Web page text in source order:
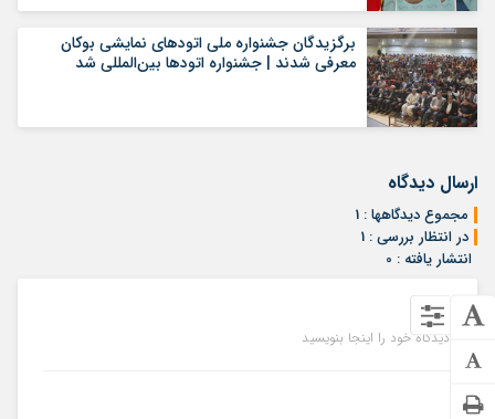
برگزیدگان جشنواره ملی اتودهای نمایشی بوکان
معرفی شدند | جشنواره اتودها بین‌المللی شد
ارسال دیدگاه
مجموع دیدگاهها : 1
در انتظار بررسی : 1
انتشار یافته : 0
دیدگاه خود را اینجا بنویسید